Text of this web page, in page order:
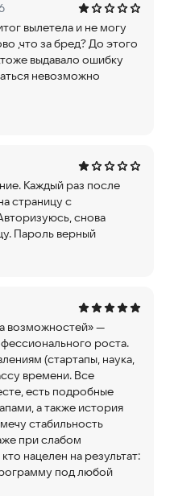
вылетела и не могу
,что за бред? До этого
выдавало ошибку
невозможно
Каждый раз после
страницу с
снова
Пароль верный
возможностей» —
роста.
(стартапы, наука,
времени. Все
есть подробные
а также история
стабильность
при слабом
нацелен на результат:
под любой